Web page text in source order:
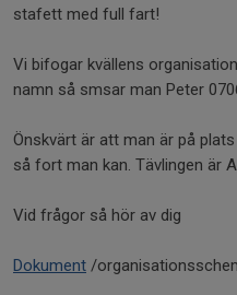
stafett med full fart!
Vi bifogar kvällens
namn så smsar man Peter
Önskvärt är att man är på
så fort man kan. Tävlingen är
Vid frågor så hör av dig
Dokument /